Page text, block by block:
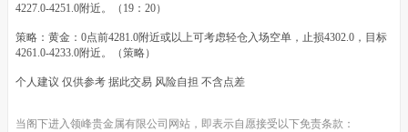
4227.0-4251.0附近。（19：20）
策略：黄金：0点前4281.0附近或以上可考虑轻仓入场空单，止损4302.0，目标
4261.0-4233.0附近。（策略）
个人建议 仅供参考 据此交易 风险自担 不含点差
当阁下进入领峰贵金属有限公司网站，即表示自愿接受以下免责条款：